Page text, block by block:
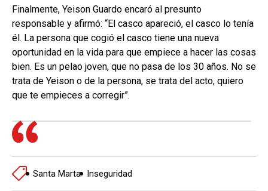
Finalmente, Yeison Guardo encaró al presunto
responsable y afirmó: “El casco apareció, el casco lo tenía
él. La persona que cogió el casco tiene una nueva
oportunidad en la vida para que empiece a hacer las cosas
bien. Es un pelao joven, que no pasa de los 30 años. No se
trata de Yeison o de la persona, se trata del acto, quiero
que te empieces a corregir”.
Santa Marta Inseguridad